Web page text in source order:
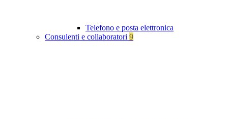
Telefono e posta elettronica
Consulenti e collaboratori 9